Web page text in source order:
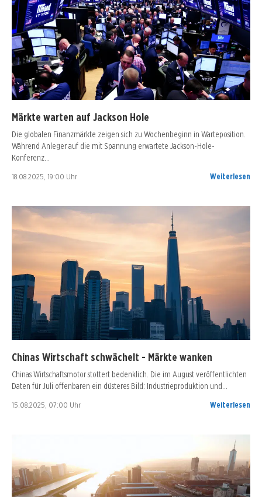
Märkte warten auf Jackson Hole
Die globalen Finanzmärkte zeigen sich zu Wochenbeginn in Warteposition.
Während Anleger auf die mit Spannung erwartete Jackson-Hole-
Konferenz…
18.08.2025, 19:00 Uhr Weiterlesen
Chinas Wirtschaft schwächelt - Märkte wanken
Chinas Wirtschaftsmotor stottert bedenklich. Die im August veröffentlichten
Daten für Juli offenbaren ein düsteres Bild: Industrieproduktion und…
15.08.2025, 07:00 Uhr Weiterlesen